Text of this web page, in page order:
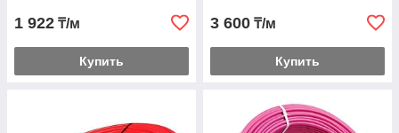
1 922 ₸/м
Купить
3 600 ₸/м
Купить